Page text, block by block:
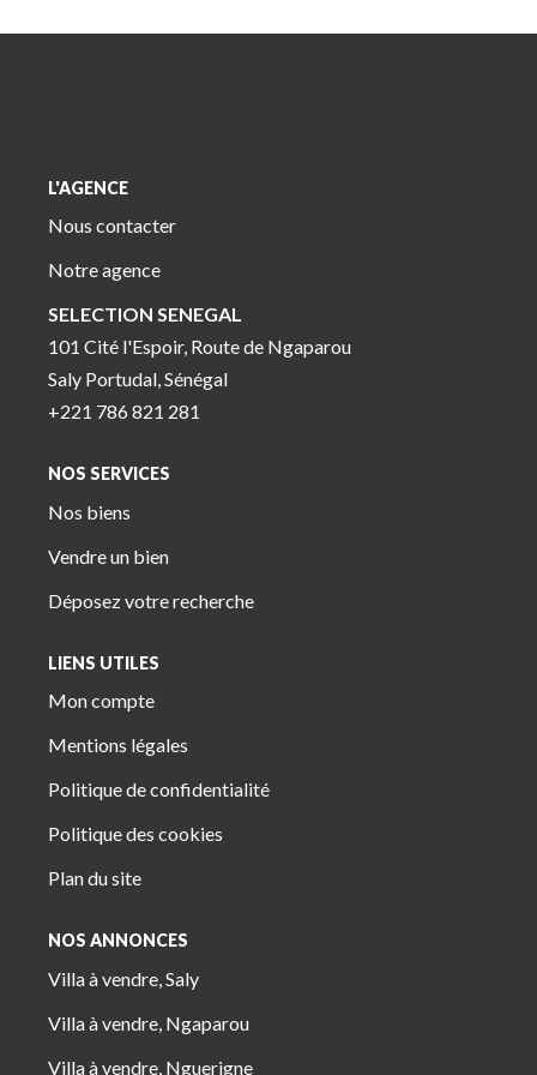
L'AGENCE
Nous contacter
Notre agence
SELECTION SENEGAL
101 Cité l'Espoir, Route de Ngaparou
Saly Portudal, Sénégal
+221 786 821 281
NOS SERVICES
Nos biens
Vendre un bien
Déposez votre recherche
LIENS UTILES
Mon compte
Mentions légales
Politique de confidentialité
Politique des cookies
Plan du site
NOS ANNONCES
Villa à vendre, Saly
Villa à vendre, Ngaparou
Villa à vendre, Nguerigne